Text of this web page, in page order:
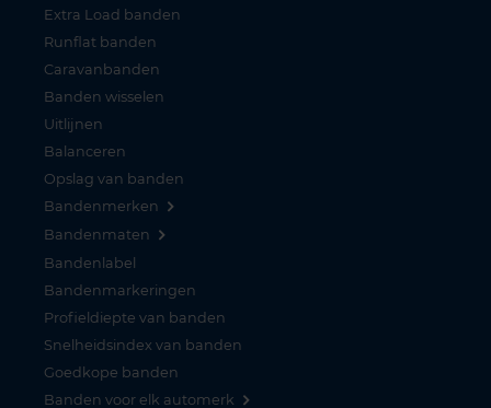
Extra Load banden
Runflat banden
Caravanbanden
Banden wisselen
Uitlijnen
Balanceren
Opslag van banden
Bandenmerken
Bandenmaten
Bandenlabel
Bandenmarkeringen
Profieldiepte van banden
Snelheidsindex van banden
Goedkope banden
Banden voor elk automerk